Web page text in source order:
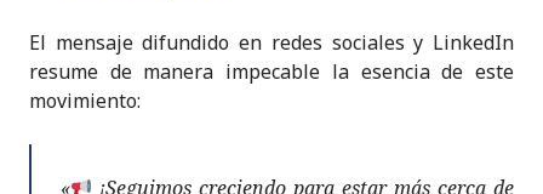
El mensaje difundido en redes sociales y LinkedIn
resume de manera impecable la esencia de este
movimiento:
«
¡Seguimos creciendo para estar más cerca de